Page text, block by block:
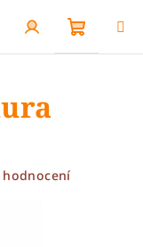
Přihlášení